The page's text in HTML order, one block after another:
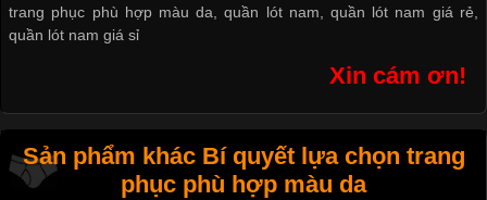
trang phục phù hợp màu da ,quần lót nam ,quần lót nam giá rẻ
quần lót nam giá sỉ
Xin cám ơn!
Sản phẩm khác Bí quyết lựa chọn trang
phục phù hợp màu da